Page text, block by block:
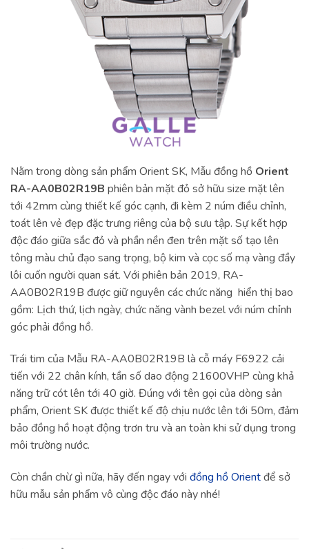
Nằm trong dòng sản phẩm Orient SK, Mẫu đồng hồ Orient
RA-AA0B02R19B phiên bản mặt đỏ sở hữu size mặt lên
tới 42mm cùng thiết kế góc cạnh, đi kèm 2 núm điều chỉnh,
toát lên vẻ đẹp đặc trưng riêng của bộ sưu tập. Sự kết hợp
độc đáo giữa sắc đỏ và phần nền đen trên mặt số tạo lên
tông màu chủ đạo sang trọng, bộ kim và cọc số mạ vàng đầy
lôi cuốn người quan sát. Với phiên bản 2019, RA-
AA0B02R19B được giữ nguyên các chức năng hiển thị bao
gồm: Lịch thứ, lịch ngày, chức năng vành bezel với núm chỉnh
góc phải đồng hồ.
Trái tim của Mẫu RA-AA0B02R19B là cỗ máy F6922 cải
tiến với 22 chân kính, tần số dao động 21600VHP cùng khả
năng trữ cót lên tới 40 giờ. Đúng với tên gọi của dòng sản
phẩm, Orient SK được thiết kế độ chịu nước lên tới 50m, đảm
bảo đồng hồ hoạt động trơn tru và an toàn khi sử dụng trong
môi trường nước.
Còn chần chừ gì nữa, hãy đến ngay với đồng hồ Orientđể sở
hữu mẫu sản phẩm vô cùng độc đáo này nhé!